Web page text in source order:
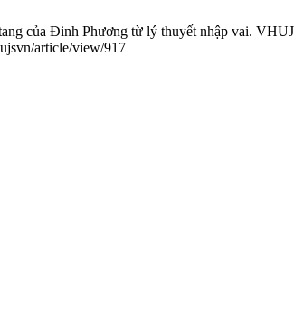
của Đinh Phương từ lý thuyết nhập vai.
article/view/917